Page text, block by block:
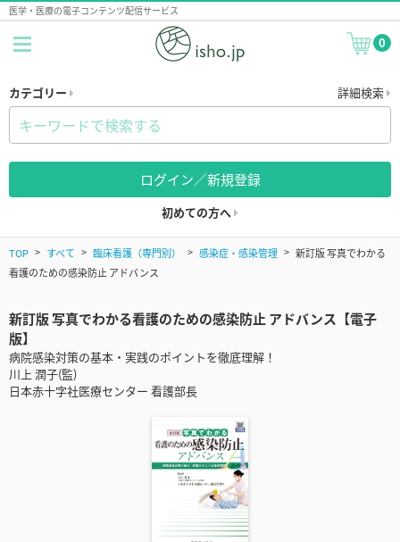
医学・医療の電子コンテンツ配信サービス
0
カテゴリー 詳細検索
ログイン／新規登録
初めての方へ
TOP すべて 臨床看護（専門別） 感染症・感染管理
新訂版 写真でわかる
看護のための感染防止 アドバンス
新訂版 写真でわかる看護のための感染防止 アドバンス【電子
版】
病院感染対策の基本・実践のポイントを徹底理解！
川上 潤子(監)
日本赤十字社医療センター 看護部長